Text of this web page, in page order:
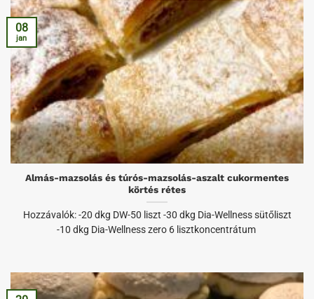
Almás-mazsolás és túrós-mazsolás-aszalt cukormentes
körtés rétes
Hozzávalók: -20 dkg DW-50 liszt -30 dkg Dia-Wellness sütőliszt
-10 dkg Dia-Wellness zero 6 lisztkoncentrátum
08
jan